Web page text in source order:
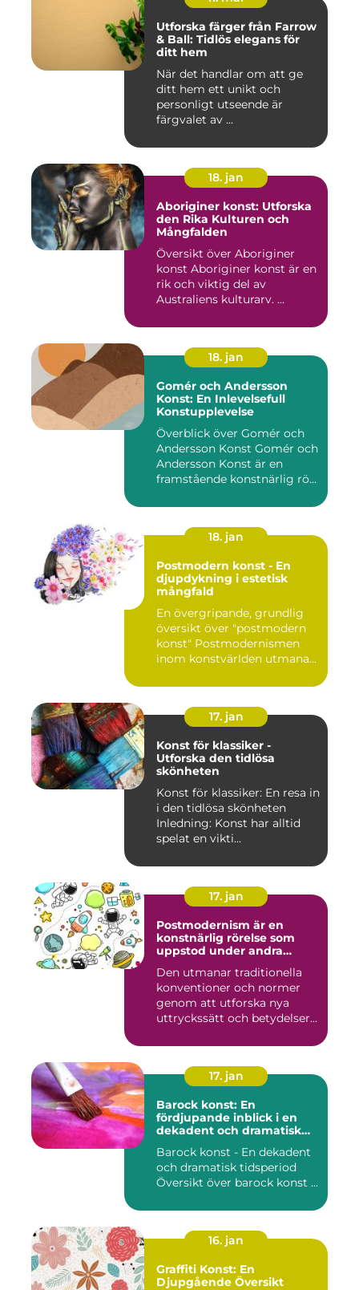
Utforska färger från Farrow
& Ball: Tidlös elegans för
ditt hem
När det handlar om att ge
ditt hem ett unikt och
personligt utseende är
färgvalet av ...
18. jan
Aboriginer konst: Utforska
den Rika Kulturen och
Mångfalden
Översikt över Aboriginer
konst Aboriginer konst är en
rik och viktig del av
Australiens kulturarv. ...
18. jan
Gomér och Andersson
Konst: En Inlevelsefull
Konstupplevelse
Överblick över Gomér och
Andersson Konst Gomér och
Andersson Konst är en
framstående konstnärlig rö...
18. jan
Postmodern konst - En
djupdykning i estetisk
mångfald
En övergripande, grundlig
översikt över "postmodern
konst" Postmodernismen
inom konstvärlden utmana...
17. jan
Konst för klassiker -
Utforska den tidlösa
skönheten
Konst för klassiker: En resa in
i den tidlösa skönheten
Inledning: Konst har alltid
spelat en vikti...
17. jan
Postmodernism är en
konstnärlig rörelse som
uppstod under andra
fortsätter att påverka
samtida konstvärlden
Den utmanar traditionella
konventioner och normer
genom att utforska nya
uttryckssätt och betydelser...
17. jan
Barock konst: En
fördjupande inblick i en
dekadent och dramatisk
Barock konst - En dekadent
och dramatisk tidsperiod
Översikt över barock konst ...
16. jan
Graffiti Konst: En
Djupgående Översikt